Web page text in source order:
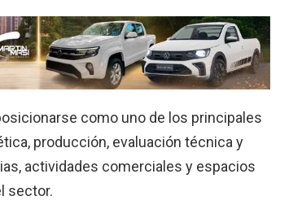
como uno de los principales
producción, evaluación técnica y
actividades comerciales y espacios
sector.